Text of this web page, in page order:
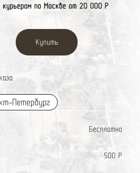
курьером по Москве от 20 000 Р
Купить
Петербург
Бесплатно
500 Р